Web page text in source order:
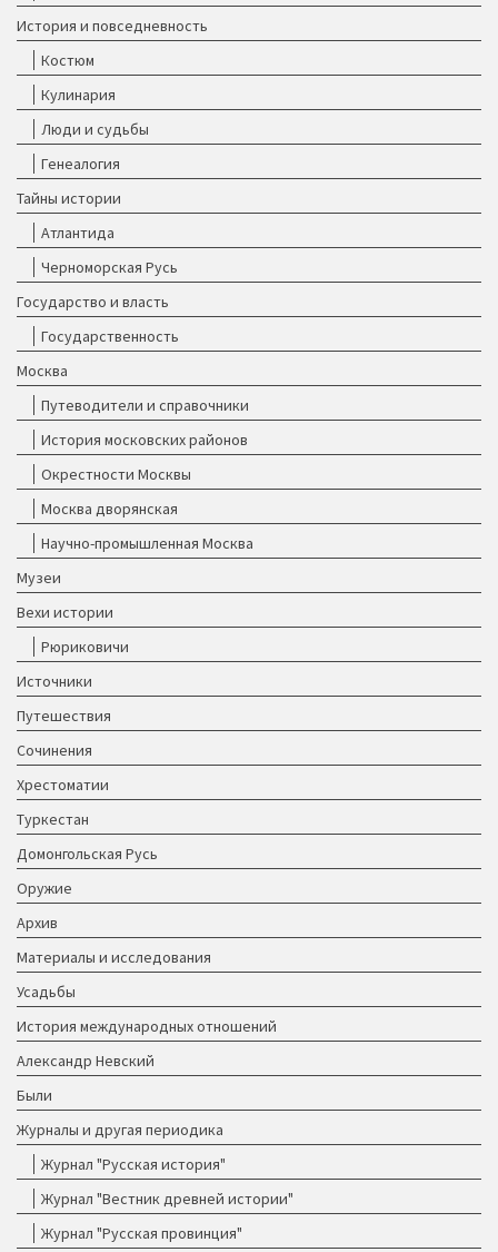
История и повседневность
Костюм
Кулинария
Люди и судьбы
Генеалогия
Тайны истории
Атлантида
Черноморская Русь
Государство и власть
Государственность
Москва
Путеводители и справочники
История московских районов
Окрестности Москвы
Москва дворянская
Научно-промышленная Москва
Музеи
Вехи истории
Рюриковичи
Источники
Путешествия
Сочинения
Хрестоматии
Туркестан
Домонгольская Русь
Оружие
Архив
Материалы и исследования
Усадьбы
История международных отношений
Александр Невский
Были
Журналы и другая периодика
Журнал "Русская история"
Журнал "Вестник древней истории"
Журнал "Русская провинция"